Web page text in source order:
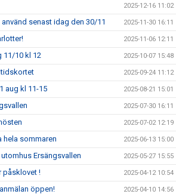
2025-12-16 11:02
senast idag den 30/11 2025-11-30 16:11
2025-11-06 12:11
11/10 kl 12 2025-10-07 15:48
2025-09-24 11:12
aug kl 11-15 2025-08-21 15:01
2025-07-30 16:11
2025-07-02 12:19
hela sommaren 2025-06-13 15:00
Ersängsvallen 2025-05-27 15:55
påsklovet ! 2025-04-12 10:54
öppen! 2025-04-10 14:56